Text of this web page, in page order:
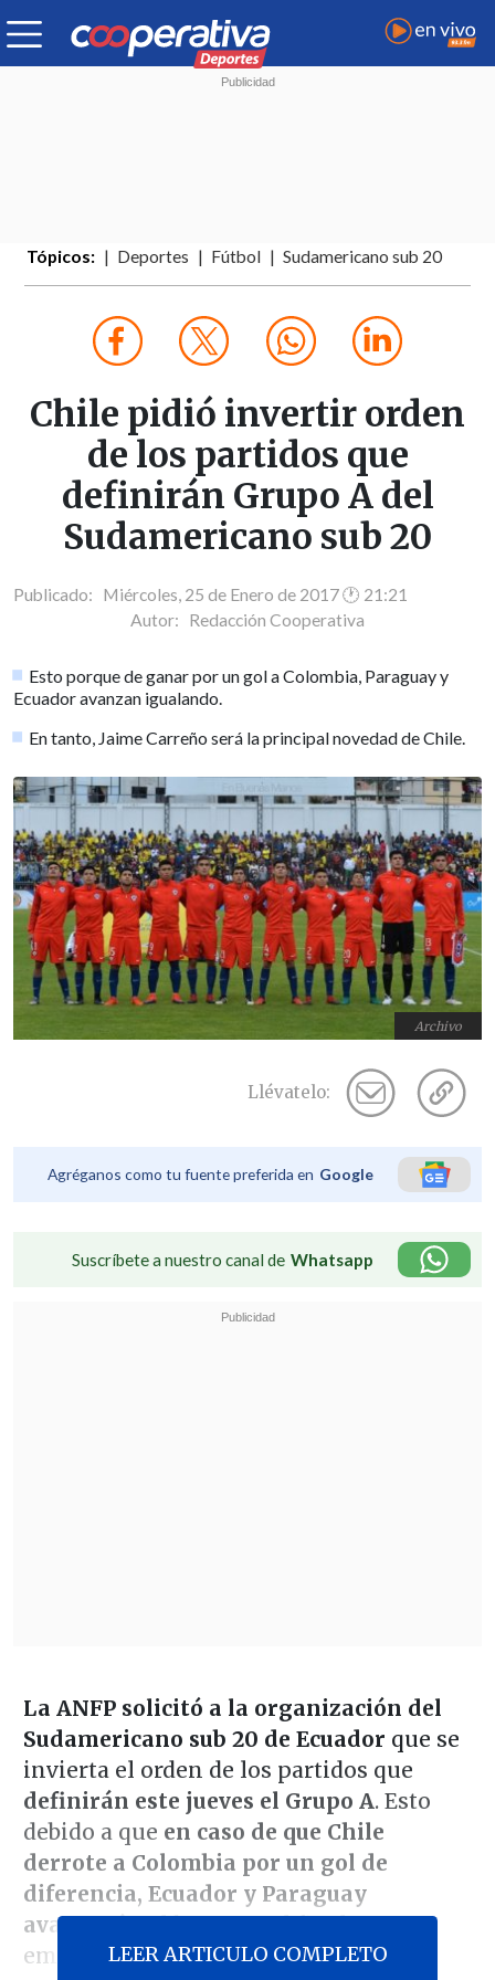
Tópicos: Deportes Fútbol Sudamericano sub 20
Chile pidió invertir orden
de los partidos que
definirán Grupo A del
Sudamericano sub 20
Publicado: Miércoles, 25 de Enero de 2017 🕐 21:21
Autor: Redacción Cooperativa
Esto porque de ganar por un gol a Colombia, Paraguay y
Ecuador avanzan igualando.
En tanto, Jaime Carreño será la principal novedad de Chile.
Archivo
Llévatelo:
Agréganos como tu fuente preferida en Google
Suscríbete a nuestro canal de Whatsapp
La ANFP solicitó a la organización del
Sudamericano sub 20 de Ecuador que se
invierta el orden de los partidos que
definirán este jueves el Grupo A. Esto
debido a que en caso de que Chile
derrote a Colombia por un gol de
diferencia, Ecuador y Paraguay
avanzaránal hexagonal final con un
empate.LEER ARTICULO COMPLETO